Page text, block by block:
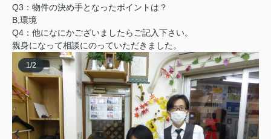
Q3：物件の決め手となったポイントは？
B,環境
Q4：他になにかございましたらご記入下さい。
親身になって相談にのっていただきました。
1/2